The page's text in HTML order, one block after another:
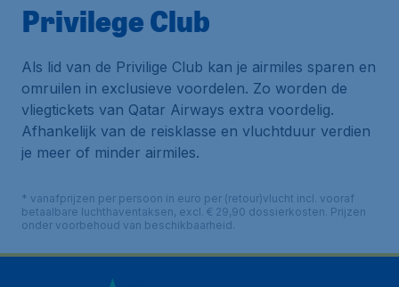
Privilege Club
Als lid van de Privilige Club kan je airmiles sparen en
omruilen in exclusieve voordelen. Zo worden de
vliegtickets van Qatar Airways extra voordelig.
Afhankelijk van de reisklasse en vluchtduur verdien
je meer of minder airmiles.
* vanafprijzen per persoon in euro per (retour)vlucht incl. vooraf
betaalbare luchthaventaksen, excl. € 29,90 dossierkosten. Prijzen
onder voorbehoud van beschikbaarheid.